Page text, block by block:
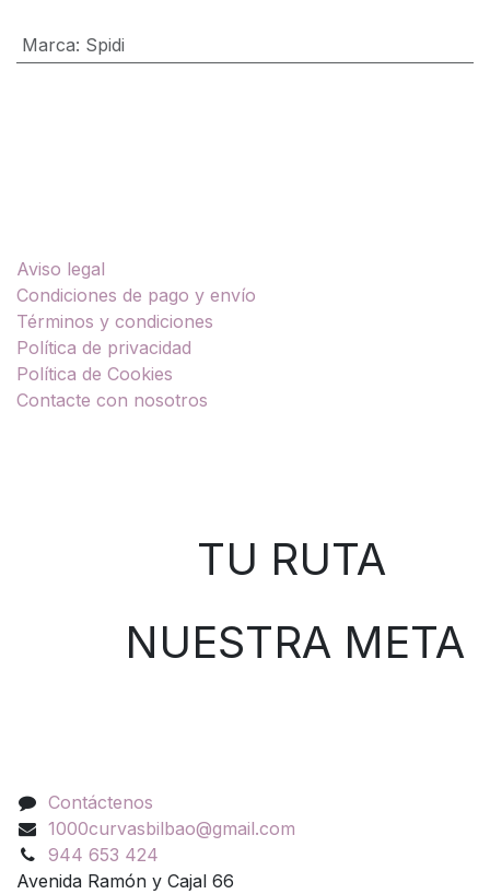
Marca: Spidi
Aviso legal
Condiciones de pago y envío
Términos y condiciones
Política de privacidad
Política de Cookies
Contacte con nosotros
TU RUTA
NUESTRA META
Contáctenos
1000curvasbilbao@gmail.com
944 653 424
Avenida Ramón y Cajal 66